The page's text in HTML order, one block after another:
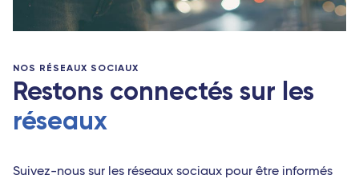
NOS RÉSEAUX SOCIAUX
Restons connectés sur les
réseaux
Suivez-nous sur les réseaux sociaux pour être informés